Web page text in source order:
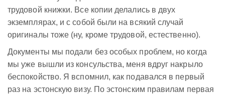
трудовой книжки. Все копии делались в двух
экземплярах, и с собой были на всякий случай
оригиналы тоже (ну, кроме трудовой, естественно).
Документы мы подали без особых проблем, но когда
мы уже вышли из консульства, меня вдруг накрыло
беспокойство. Я вспомнил, как подавался в первый
раз на эстонскую визу. По эстонским правилам первая